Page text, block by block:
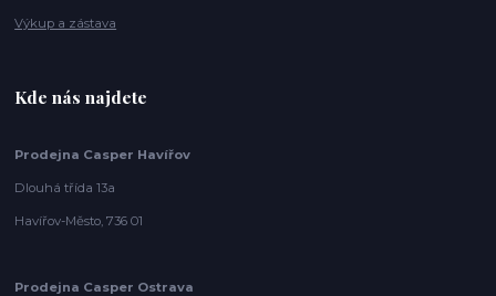
Výkup a zástava
Kde nás najdete
Prodejna Casper Havířov
Dlouhá třída 13a
Havířov-Město, 736 01
Prodejna Casper Ostrava